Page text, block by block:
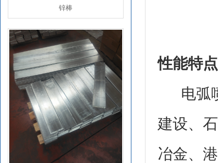
性能特
电弧喷
建设、
冶金、